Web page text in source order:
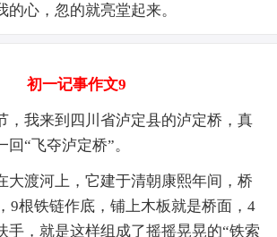
心，忽的就亮堂起来。
初一记事作文9
我来到四川省泸定县的泸定桥，真
“飞夺泸定桥”。
渡河上，它建于清朝康熙年间，桥
9根铁链作底，铺上木板就是桥面，4
手，就是这样组成了摇摇晃晃的“铁索